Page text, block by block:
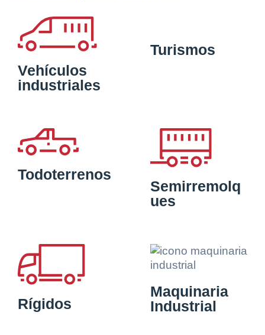
Vehículos
industriales
Turismos
Todoterrenos
Semirremolq
ues
Rígidos
Maquinaria
Industrial